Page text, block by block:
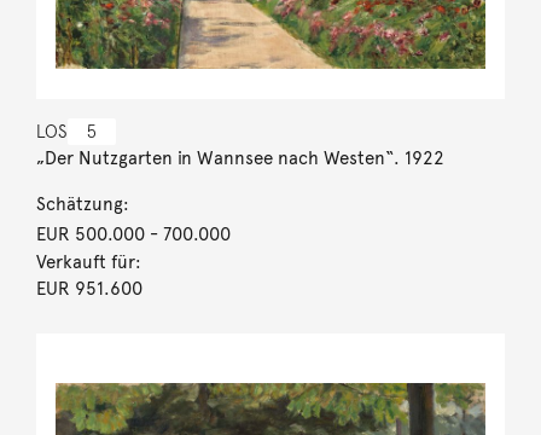
LOS 5
„Der Nutzgarten in Wannsee nach Westen“. 1922
Schätzung:
EUR 500.000- 700.000
Verkauft für:
EUR 951.600